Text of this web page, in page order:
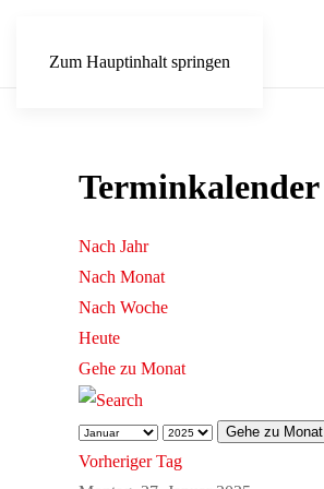
Zum Hauptinhalt springen
Terminkalender
Nach Jahr
Nach Monat
Nach Woche
Heute
Gehe zu Monat
Gehe zu Monat
Vorheriger Tag